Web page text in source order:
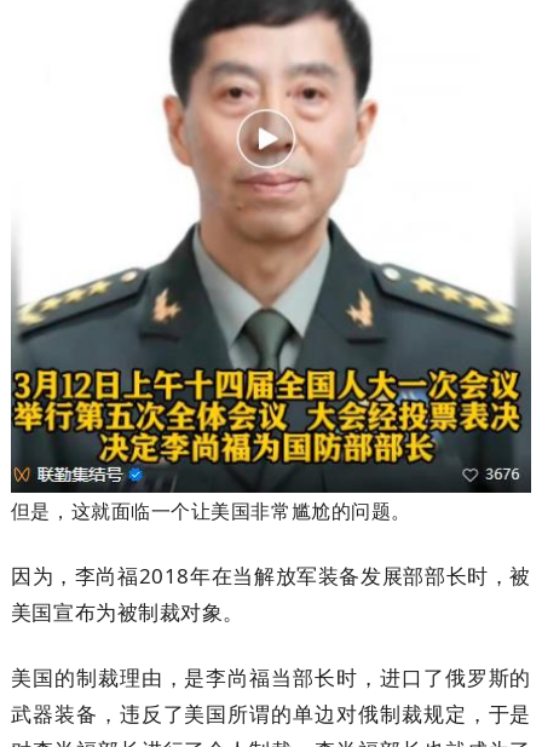
但是，这就面临一个让美国非常尴尬的问题。
因为，李尚福2018年在当解放军装备发展部部长时，被
美国宣布为被制裁对象。
美国的制裁理由，是李尚福当部长时，进口了俄罗斯的
武器装备，违反了美国所谓的单边对俄制裁规定，于是